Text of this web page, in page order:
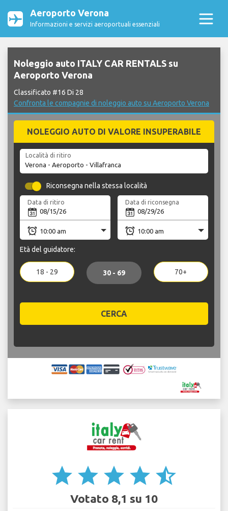
Aeroporto Verona
Informazioni e servizi aeroportuali essenziali
Noleggio auto ITALY CAR RENTALS su
Aeroporto Verona
Classificato #16 Di 28
Confronta le compagnie di noleggio auto su Aeroporto Verona
NOLEGGIO AUTO DI VALORE INSUPERABILE
Località di ritiro
Riconsegna nella stessa località
Data di ritiro Data di riconsegna
Età del guidatore:
18 - 29 30 - 69 70+
CERCA
star star star star star_half
Votato 8,1 su 10